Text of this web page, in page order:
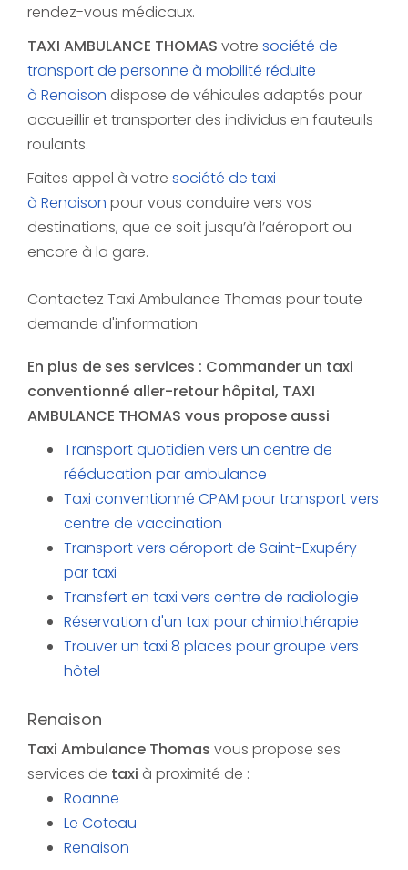
rendez-vous médicaux.
TAXI AMBULANCE THOMAS votre société de
transport de personne à mobilité réduite
à Renaison dispose de véhicules adaptés pour
accueillir et transporter des individus en fauteuils
roulants.
Faites appel à votre société de taxi
à Renaison pour vous conduire vers vos
destinations, que ce soit jusqu’à l’aéroport ou
encore à la gare.
Contactez Taxi Ambulance Thomas pour toute
demande d'information
En plus de ses services : Commander un taxi
conventionné aller-retour hôpital, TAXI
AMBULANCE THOMAS vous propose aussi
Transport quotidien vers un centre de
rééducation par ambulance
Taxi conventionné CPAM pour transport vers
centre de vaccination
Transport vers aéroport de Saint-Exupéry
par taxi
Transfert en taxi vers centre de radiologie
Réservation d'un taxi pour chimiothérapie
Trouver un taxi 8 places pour groupe vers
hôtel
Renaison
Taxi Ambulance Thomas vous propose ses
services de taxi à proximité de :
Roanne
Le Coteau
Renaison